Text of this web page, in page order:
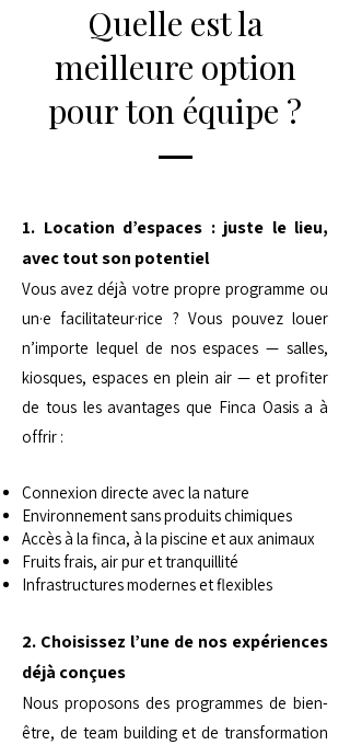
Quelle est la
meilleure option
pour ton équipe ?
1. Location d’espaces : juste le lieu,
avec tout son potentiel
Vous avez déjà votre propre programme ou
un·e facilitateur·rice ? Vous pouvez louer
n’importe lequel de nos espaces — salles,
kiosques, espaces en plein air — et profiter
de tous les avantages que Finca Oasis a à
offrir :
Connexion directe avec la nature
Environnement sans produits chimiques
Accès à la finca, à la piscine et aux animaux
Fruits frais, air pur et tranquillité
Infrastructures modernes et flexibles
2. Choisissez l’une de nos expériences
déjà conçues
Nous proposons des programmes de bien-
être, de team building et de transformation